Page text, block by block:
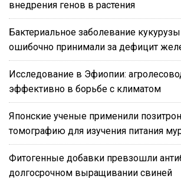
внедрения генов в растения
Бактериальное заболевание
ошибочно принимали за дефицит
Исследование в Эфиопии:
эффективно в борьбе с климатом
Японские ученые применили
томографию для изучения питания
Фитогенные добавки превзошли
долгосрочном выращивании свиней